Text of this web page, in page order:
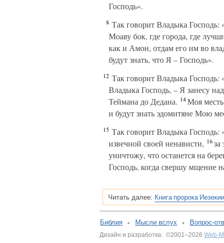
Господь».
8 Так говорит Владыка
Моаву бок, где города, где
как и Амон, отдам его им во
будут знать, что Я – Господь».
12 Так говорит Владыка
Владыка Господь, – Я занесу
Теймана до Дедана. 14Моя месть
и будут знать эдомитяне Мою
15 Так говорит Владыка Господь:
извечной своей ненависти, 16за
уничтожу, что останется на
Господь, когда свершу мщение
Читать далее: Книга пророка
Библия Мысли вслух Вопрос-
Дизайн и разработка: ©2001–2026 Web-